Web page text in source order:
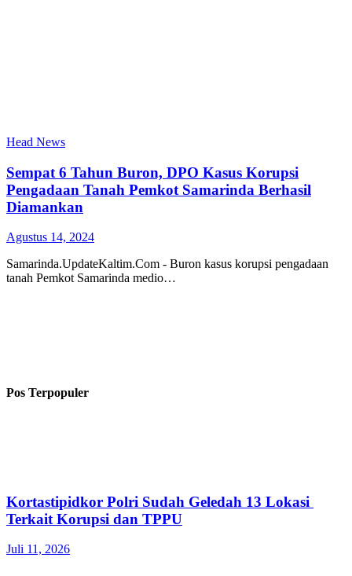
Head News
Sempat 6 Tahun Buron, DPO Kasus Korupsi
Pengadaan Tanah Pemkot Samarinda Berhasil
Diamankan
Agustus 14, 2024
Samarinda.UpdateKaltim.Com - Buron kasus korupsi pengadaan
tanah Pemkot Samarinda medio…
Pos Terpopuler
Kortastipidkor Polri Sudah Geledah 13 Lokasi
Terkait Korupsi dan TPPU
Juli 11, 2026